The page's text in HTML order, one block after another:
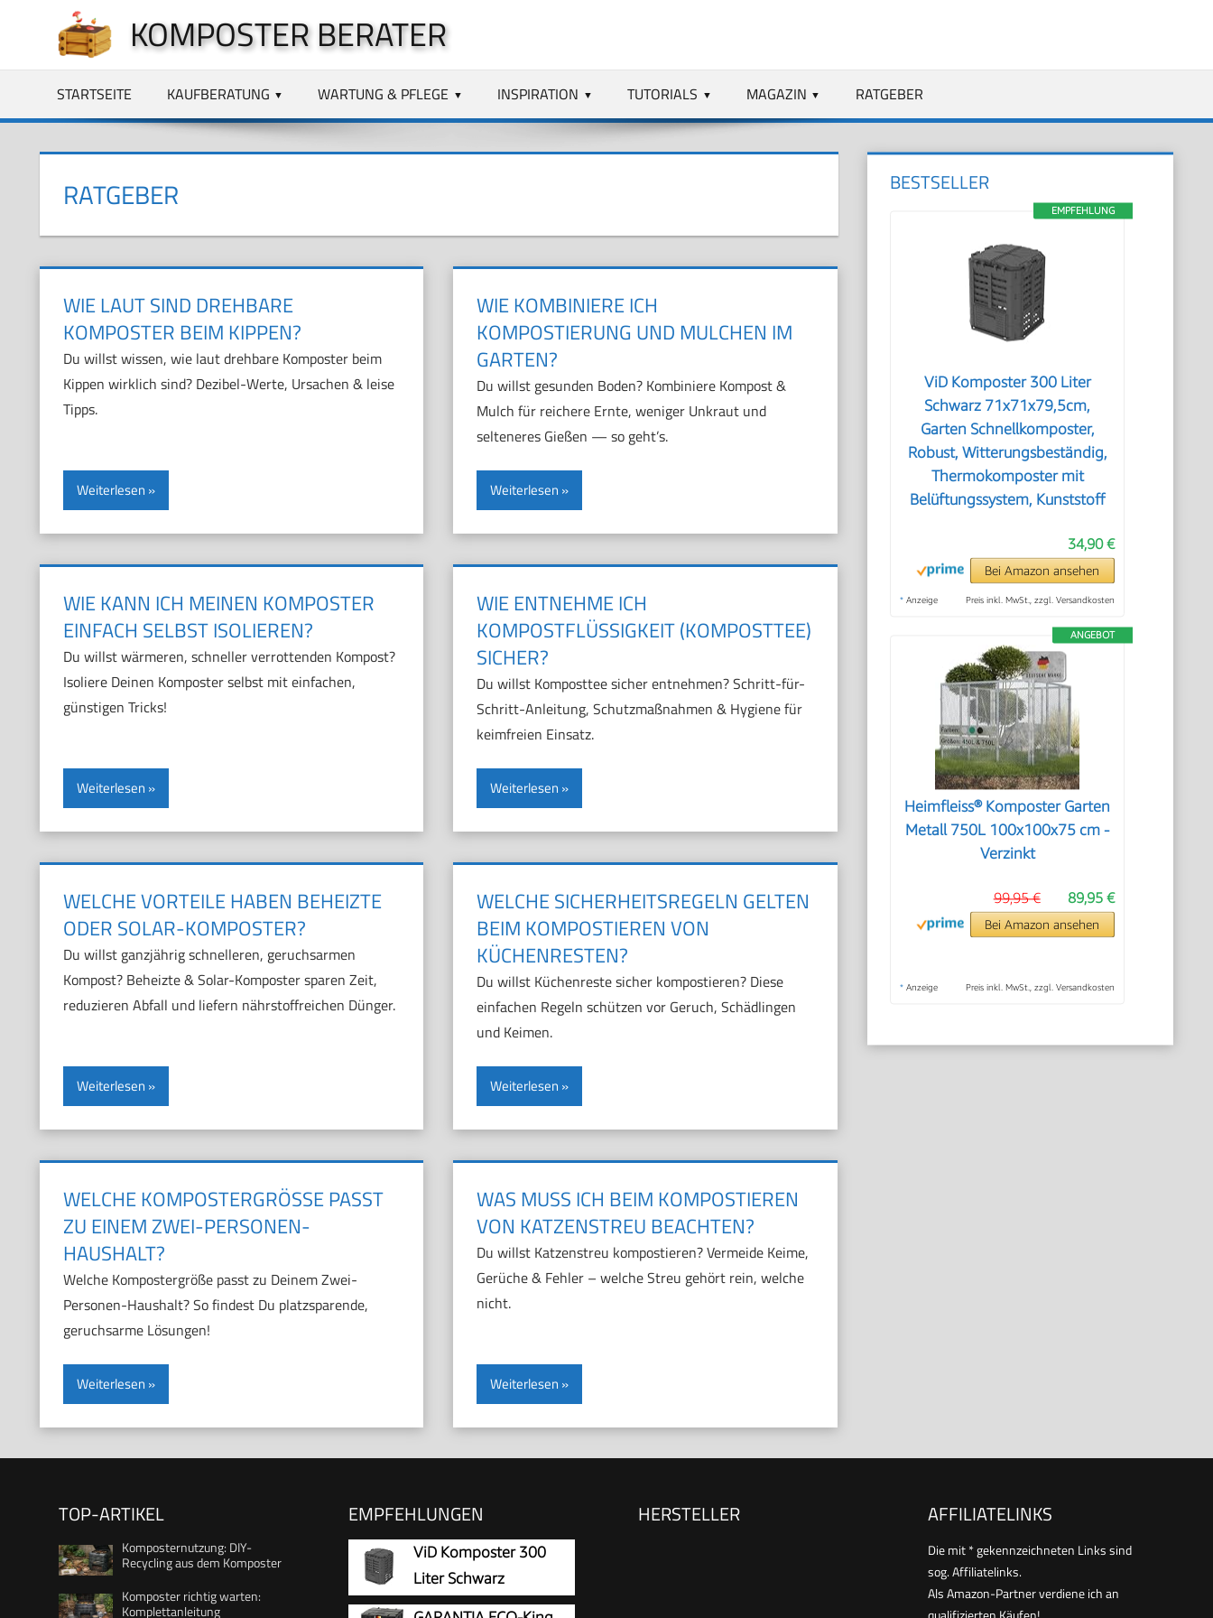
springen
KOMPOSTER BERATER
STARTSEITE KAUFBERATUNG WARTUNG & PFLEGE INSPIRATION TUTORIALS MAGAZIN RATGEBER
RATGEBER
WIE LAUT SIND DREHBARE
KOMPOSTER BEIM KIPPEN?
Du willst wissen, wie laut drehbare Komposter beim
Kippen wirklich sind? Dezibel-Werte, Ursachen & leise
Tipps.
Weiterlesen
WIE KOMBINIERE ICH
KOMPOSTIERUNG UND MULCHEN IM
GARTEN?
Du willst gesunden Boden? Kombiniere Kompost &
Mulch für reichere Ernte, weniger Unkraut und
selteneres Gießen — so geht’s.
Weiterlesen
WIE KANN ICH MEINEN KOMPOSTER
EINFACH SELBST ISOLIEREN?
Du willst wärmeren, schneller verrottenden Kompost?
Isoliere Deinen Komposter selbst mit einfachen,
günstigen Tricks!
Weiterlesen
WIE ENTNEHME ICH
KOMPOSTFLÜSSIGKEIT (KOMPOSTTEE)
SICHER?
Du willst Komposttee sicher entnehmen? Schritt-für-
Schritt-Anleitung, Schutzmaßnahmen & Hygiene für
keimfreien Einsatz.
Weiterlesen
WELCHE VORTEILE HABEN BEHEIZTE
ODER SOLAR-KOMPOSTER?
Du willst ganzjährig schnelleren, geruchsarmen
Kompost? Beheizte & Solar-Komposter sparen Zeit,
reduzieren Abfall und liefern nährstoffreichen Dünger.
Weiterlesen
WELCHE SICHERHEITSREGELN GELTEN
BEIM KOMPOSTIEREN VON
KÜCHENRESTEN?
Du willst Küchenreste sicher kompostieren? Diese
einfachen Regeln schützen vor Geruch, Schädlingen
und Keimen.
Weiterlesen
WELCHE KOMPOSTERGRÖSSE PASST Z
U EINEM ZWEI-PERSONEN-H
AUSHALT?
Welche Kompostergröße passt zu Deinem Zwei-
Personen-Haushalt? So findest Du platzsparende,
geruchsarme Lösungen!
Weiterlesen
WAS MUSS ICH BEIM KOMPOSTIEREN
VON KATZENSTREU BEACHTEN?
Du willst Katzenstreu kompostieren? Vermeide Keime,
Gerüche & Fehler – welche Streu gehört rein, welche
nicht.
Weiterlesen
BESTSELLER
EMPFEHLUNG
ViD Komposter 300 Liter
Schwarz 71x71x79,5cm,
Garten Schnellkomposter,
Robust, Witterungsbeständig,
Thermokomposter mit
Belüftungssystem, Kunststoff
34,90 €
Bei Amazon ansehen
* Anzeige Preis inkl. MwSt., zzgl. Versandkosten
ANGEBOT
Heimfleiss® Komposter Garten
Metall 750L 100x100x75 cm -
Verzinkt
89,95 €
99,95 €
Bei Amazon ansehen
* Anzeige Preis inkl. MwSt., zzgl. Versandkosten
TOP-ARTIKEL
Komposternutzung: DIY-
Recycling aus dem Komposter
Komposter richtig warten:
Komplettanleitung
EMPFEHLUNGEN
ViD Komposter 300
Liter Schwarz
71x71x79,5cm, Garten
HERSTELLER AFFILIATELINKS
Die mit * gekennzeichneten Links sind
sog. Affiliatelinks.
Als Amazon-Partner verdiene ich an